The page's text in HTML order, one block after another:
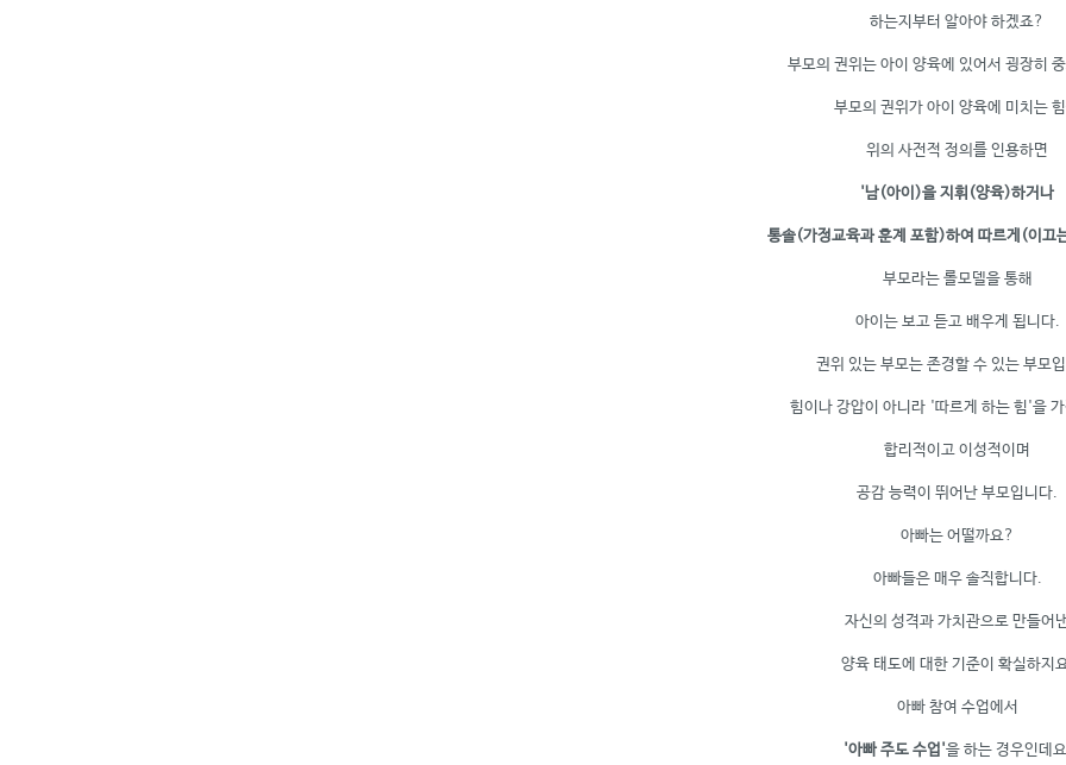
하는지부터 알아야 하겠죠?
부모의 권위는 아이 양육에 있어서 굉장히
부모의 권위가 아이 양육에 미치는
위의 사전적 정의를 인용하면
'남(아이)을 지휘(양육)하거나
통솔(가정교육과 훈계 포함)하여 따르게(이끄
부모라는 롤모델을 통해
아이는 보고 듣고 배우게 됩니다.
권위 있는 부모는 존경할 수 있는 부모
힘이나 강압이 아니라 '따르게 하는 힘'을
합리적이고 이성적이며
공감 능력이 뛰어난 부모입니다.
아빠는 어떨까요?
아빠들은 매우 솔직합니다.
자신의 성격과 가치관으로 만들어
양육 태도에 대한 기준이 확실하지
아빠 참여 수업에서
'아빠 주도 수업'을 하는 경우인데